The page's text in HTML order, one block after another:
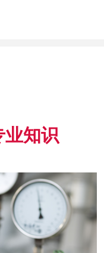
知识